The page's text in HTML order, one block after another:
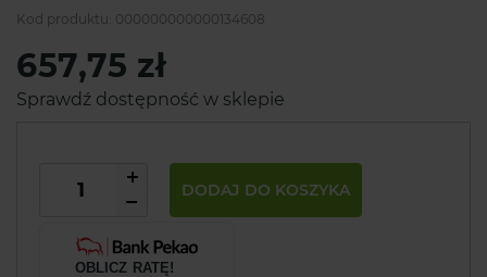
Kod produktu: 000000000000134608
657,75 zł
Sprawdź dostępność w sklepie
DODAJ DO KOSZYKA
OBLICZ RATĘ!